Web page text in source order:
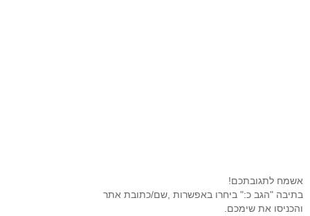
אשמח לתגובתכם!
בתיבה "הגב כ:" ביחרו באפשרות ,שם/כתובת אתר
והכניסו את שימכם.